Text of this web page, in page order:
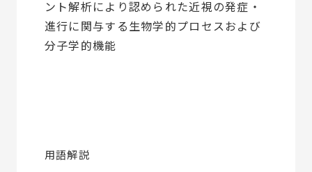
ント解析により認められた近視の発症・
進行に関与する生物学的プロセスおよび
分子学的機能
用語解説